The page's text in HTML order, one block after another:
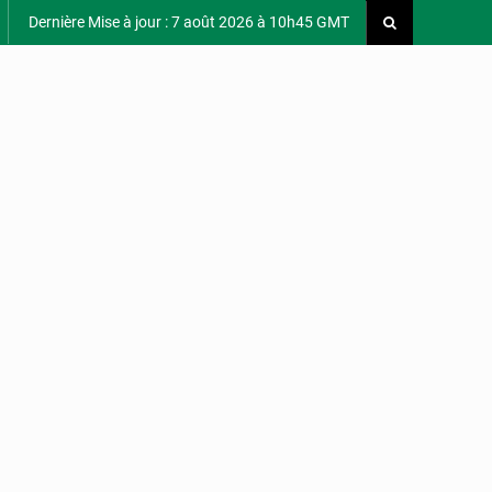
Dernière Mise à jour : 7 août 2026 à 10h45 GMT